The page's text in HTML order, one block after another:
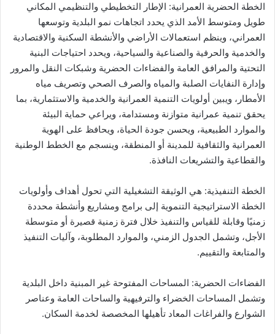
الخطة الحضرية العمرانية: الإطار التخطيطي والتنظيمي المكاني
طويل ومتوسط الأمد الذي يحدد اتجاهات نمو البلدية وتوسعها
العمراني، وينظم استعمالات الأراضي والأنشطة السكنية والاقتصادية
والخدمية والحرفية والصناعية والسياحية، ويحدد احتياجات البنية
التحتية والمرافق العامة والفضاءات الحضرية وشبكات النقل والمرور
وإدارة النفايات الصلبة والمياه والصرف الصحي وتصريف مياه
الأمطار، ويبين أولويات التنمية العمرانية والخدمية والاستثمارية، بما
يحقق تنمية عمرانية متوازنة ومستدامة، ويراعي حماية البيئة
والموارد الطبيعية، ويحسن جودة الحياة، ويحافظ على الهوية
العمرانية والثقافية للمدينة أو المنطقة، وينسجم مع الخطط الوطنية
والقطاعية والتشريعات النافذة.
الخطة التنفيذية: هي الوثيقة التشغيلية التي تحول أهداف وأولويات
الخطة الاستراتيجية التنموية إلى برامج ومشاريع وأنشطة محددة
زمنيًا وقابلة للقياس والتنفيذ خلال فترة زمنية قصيرة أو متوسطة
الأجل، وتشمل الجدول الزمني، والموارد المطلوبة، وآليات التنفيذ
والمتابعة والتقييم.
الفضاءات الحضرية: المساحات المفتوحة غير المبنية داخل البلدية
وتشمل المساحات الخضراء والترفيهية والساحات العامة وعناصر
الشوارع والفراغات المعاد تأهيلها المخصصة لخدمة السكان.